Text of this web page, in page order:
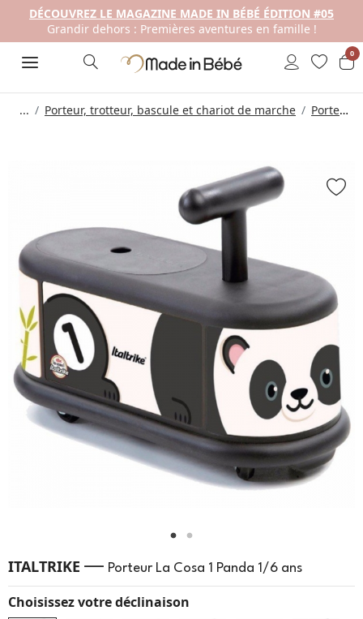
DÉCOUVREZ LE MAGAZINE MADE IN BÉBÉ ÉDITION #05
Grandir dehors : Premières aventures en famille !
0
... Porteur, trotteur, bascule et chariot de marche Porteur Bébé
ITALTRIKE — Porteur La Cosa 1 Panda 1/6 ans
Choisissez votre déclinaison